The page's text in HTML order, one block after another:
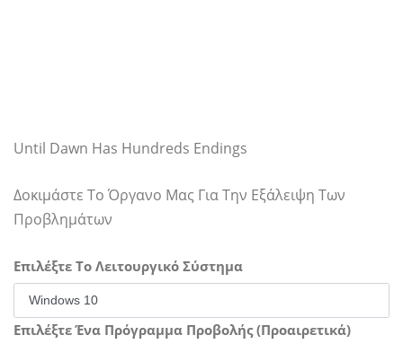
Until Dawn Has Hundreds Endings
Δοκιμάστε Το Όργανο Μας Για Την Εξάλειψη Των
Προβλημάτων
Επιλέξτε Το Λειτουργικό Σύστημα
Επιλέξτε Ένα Πρόγραμμα Προβολής (Προαιρετικά)